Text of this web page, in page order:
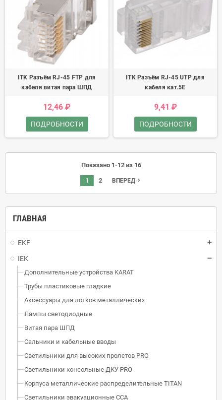
ГЛАВНАЯ
EKF
IEK
Дополнительные устройства KARAT
Трубы пластиковые гладкие
Аксессуары для лотков металлических
Лампы светодиодные
Витая пара ШПД
Сальники и кабельные вводы
Светильники для высоких пролетов PRO
Светильники консольные ДКУ PRO
Корпуса металлические распределительные TITAN
Светильники эвакуационные ССА
ITK Разъём RJ-45 FTP для
кабеля витая пара ШПД
12,46 ₽
ПОДРОБНОСТИ
ITK Разъём RJ-45 UTP для
кабеля кат.5E
9,41 ₽
ПОДРОБНОСТИ
Показано 1-12 из 16
1 2 ВПЕРЕДnavigate_next